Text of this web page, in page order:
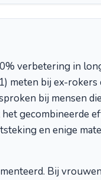
verbetering in
meten bij ex-rokers
bij mensen
gecombineerde
en enige
Bij